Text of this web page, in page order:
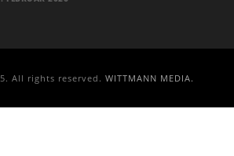
All rights reserved. WITTMANN MEDIA.